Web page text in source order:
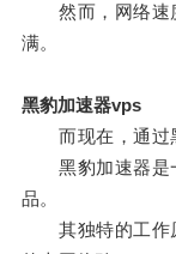
然而，网络速度
满。
黑豹加速器vps
而现在，通过黑
黑豹加速器是一
品。
其独特的工作原